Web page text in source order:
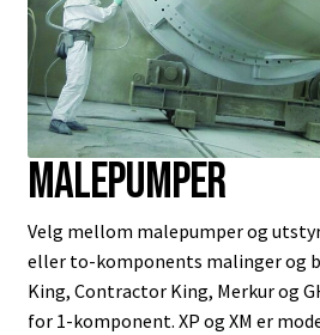
Malepumper
Velg mellom malepumper og
eller to-komponents malinger og
King, Contractor King, Merkur og
for 1-komponent. XP og XM er